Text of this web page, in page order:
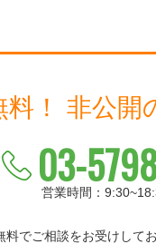
料！ 非公開
03-
営業時間：
でご相談をお受けしてお